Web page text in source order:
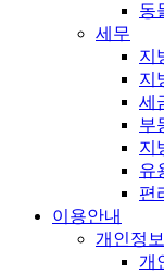
동
세무
지
지
세
부
지
유
편
이용안내
개인정
개